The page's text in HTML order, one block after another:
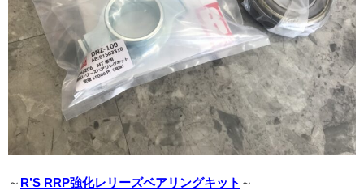
～ R’S RRP強化レリーズベアリングキット ～